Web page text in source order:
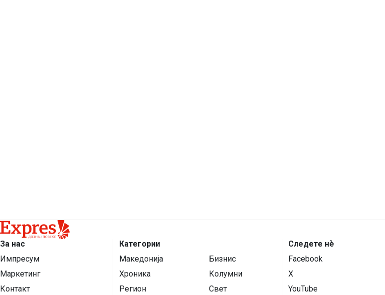
За нас
Импресум
Маркетинг
Контакт
Категории
Македонија
Бизнис
Хроника
Колумни
Регион
Свет
Следете нѐ
Facebook
X
YouTube